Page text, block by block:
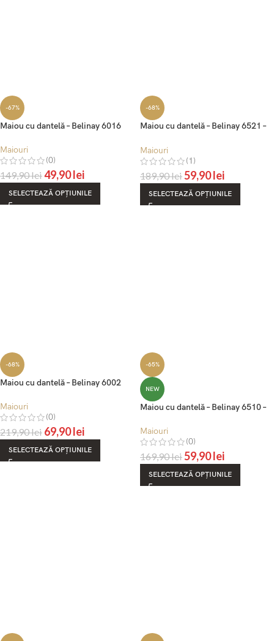
-67%
Maiou cu dantelă – Belinay 6016
Maiouri
(0)
149,90lei49,90lei
SELECTEAZĂ OPȚIUNILE
-68%
Maiou cu dantelă – Belinay 6521 –
Maiouri
(1)
189,90lei59,90lei
SELECTEAZĂ OPȚIUNILE
-68%
Maiou cu dantelă – Belinay 6002
Maiouri
(0)
219,90lei 69,90lei
SELECTEAZĂ OPȚIUNILE
-65%
NEW
Maiou cu dantelă – Belinay 6510 –
Maiouri
(0)
169,90lei59,90lei
SELECTEAZĂ OPȚIUNILE